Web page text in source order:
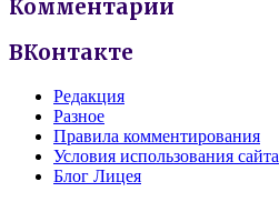
Комментарии
ВКонтакте
Редакция
Разное
Правила комментирования
Условия использования сайта
Блог Лицея